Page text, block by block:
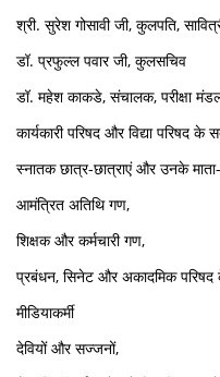
श्री. सुरेश गोसावी जी, कुलपति,
डॉ. प्रफुल्ल पवार जी, कुलसचिव
डॉ. महेश काकडे, संचालक, परीक्षा
कार्यकारी परिषद और विद्या परिषद के
स्नातक छात्र-छात्राएं और उनके माता-
आमंत्रित अतिथि गण,
शिक्षक और कर्मचारी गण,
प्रबंधन, सिनेट और अकादमिक
मीडियाकर्मी
देवियों और सज्जनों,